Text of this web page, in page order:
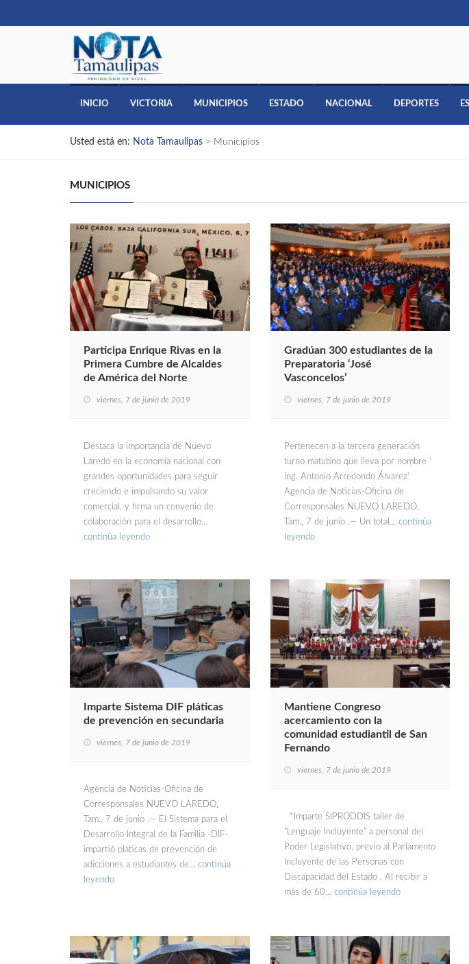
INICIO VICTORIA MUNICIPIOS ESTADO NACIONAL DEPORTES
Usted está en: Nota Tamaulipas > Municipios
MUNICIPIOS
Participa Enrique Rivas en la
Primera Cumbre de Alcaldes
de América del Norte
viernes, 7 de junio de 2019
Destaca la importancia de Nuevo
Laredo en la economía nacional con
grandes oportunidades para seguir
creciendo e impulsando su valor
comercial, y firma un convenio de
colaboración para el desarrollo…
continúa leyendo
Gradúan 300 estudiantes de la
Preparatoria ‘José
Vasconcelos’
viernes, 7 de junio de 2019
Pertenecen a la tercera generación
turno matutino que lleva por nombre ‘
Ing. Antonio Arredondo Álvarez’
Agencia de Noticias-Oficina de
Corresponsales NUEVO LAREDO,
Tam., 7 de junio .— Un total… continúa
leyendo
Imparte Sistema DIF pláticas
de prevención en secundaria
viernes, 7 de junio de 2019
Agencia de Noticias-Oficina de
Corresponsales NUEVO LAREDO,
Tam., 7 de junio .— El Sistema para el
Desarrollo Integral de la Familia -DIF-
impartió pláticas de prevención de
adicciones a estudiantes de… continúa
leyendo
Mantiene Congreso
acercamiento con la
comunidad estudiantil de San
Fernando
viernes, 7 de junio de 2019
*Imparte SIPRODDIS taller de
“Lenguaje Incluyente” a personal del
Poder Legislativo, previo al Parlamento
Incluyente de las Personas con
Discapacidad del Estado . Al recibir a
más de 60… continúa leyendo